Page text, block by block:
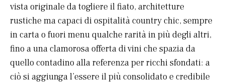
vista originale da togliere il fiato, architetture
rustiche ma capaci di ospitalità country chic, sempre
in carta o fuori menu qualche rarità in più degli altri,
fino a una clamorosa offerta di vini che spazia da
quello contadino alla referenza per ricchi sfondati: a
ciò si aggiunga l’essere il più consolidato e credibile